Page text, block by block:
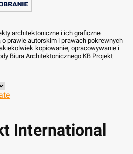
architektoniczne i ich graficzne
prawie autorskim i prawach pokrewnych
kopiowanie, opracowywanie i
Biura Architektonicznego KB Projekt
International